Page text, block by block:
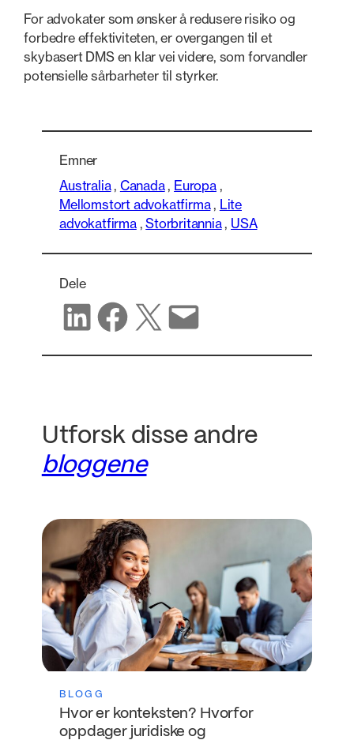
For advokater som ønsker å redusere risiko og
forbedre effektiviteten, er overgangen til et
skybasert DMS en klar vei videre, som forvandler
potensielle sårbarheter til styrker.
Emner
Australia, Canada, Europa ,
Mellomstort advokatfirma, Lite
advokatfirma , Storbritannia, USA
Dele
Del på LinkedIn
Del på Facebook
Del på X Del via e-post
Utforsk disse andre
bloggene
BLOGG
Hvor er konteksten? Hvorfor
oppdager juridiske og